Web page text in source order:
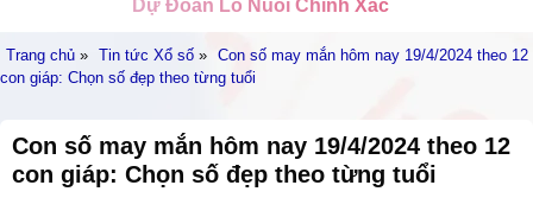
Dự Đoán Lô Nuôi Chính Xác
Trang chủ » Tin tức Xổ số » Con số may mắn hôm nay 19/4/2024 theo 12
con giáp: Chọn số đẹp theo từng tuổi
Con số may mắn hôm nay 19/4/2024 theo 12
con giáp: Chọn số đẹp theo từng tuổi